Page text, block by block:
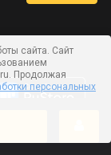
сайта. Сайт
Продолжая
персональных